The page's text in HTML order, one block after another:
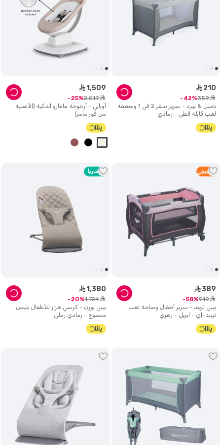
بامبل & بيرد - سرير سفر 2 في 1 ومنطقة
لعب قابلة للطي - رمادي
ê 210
ê
359
42
أوبابي - أرجوحة مامارو الذكية (الأصلية
من فور مامز)
ê 1,509
ê
2,019
25
2 متبقي
بيبي تريند - سرير أطفال وساحة لعب
تريند-إي - ابريل - زهري
ê389
ê
919
58
حصرياً
بيبي بورن - كرسي هزاز للأطفال بليس
منسوج - رمادي رملي
ê 1,380
ê
1,724
20